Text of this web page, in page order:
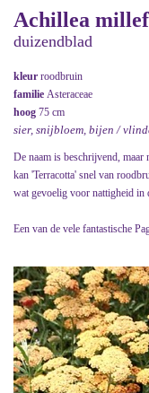
Achillea
duizendblad
kleur roodbruin
familie Asteraceae
hoog 75 cm
sier, snijbloem, bijen /
De naam is beschrijvend,
kan 'Terracotta' snel van
wat gevoelig voor nattigheid in
Een van de vele fantastische